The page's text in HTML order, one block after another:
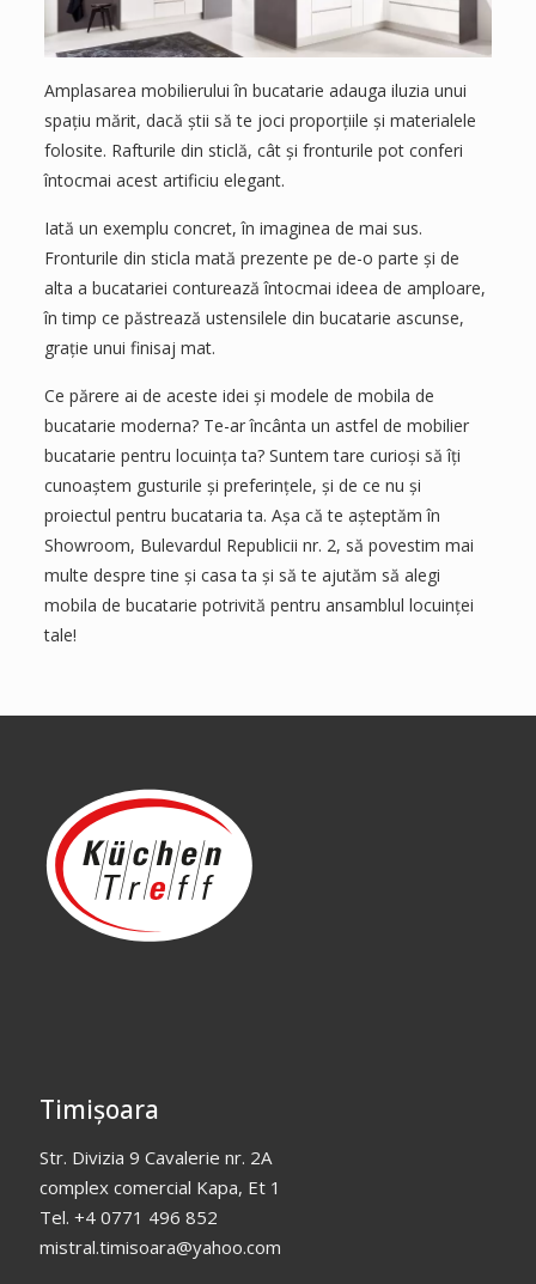
Amplasarea mobilierului în bucatarie adauga iluzia unui
spațiu mărit, dacă știi să te joci proporțiile și materialele
folosite. Rafturile din sticlă, cât și fronturile pot conferi
întocmai acest artificiu elegant.
Iată un exemplu concret, în imaginea de mai sus.
Fronturile din sticla mată prezente pe de-o parte și de
alta a bucatariei conturează întocmai ideea de amploare,
în timp ce păstrează ustensilele din bucatarie ascunse,
grație unui finisaj mat.
Ce părere ai de aceste idei și modele de mobila de
bucatarie moderna? Te-ar încânta un astfel de mobilier
bucatarie pentru locuința ta? Suntem tare curioși să îți
cunoaștem gusturile și preferințele, și de ce nu și
proiectul pentru bucataria ta. Așa că te așteptăm în
Showroom, Bulevardul Republicii nr. 2, să povestim mai
multe despre tine și casa ta și să te ajutăm să alegi
mobila de bucatarie potrivită pentru ansamblul locuinței
tale!
Timișoara
Str. Divizia 9 Cavalerie nr. 2A
complex comercial Kapa, Et 1
Tel. +4 0771 496 852
mistral.timisoara@yahoo.com